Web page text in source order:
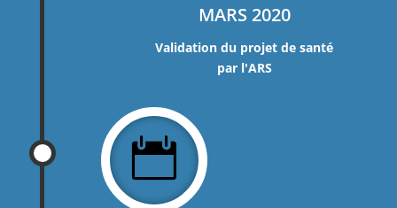
MARS 2020
Validation du projet de santé
par l'ARS
